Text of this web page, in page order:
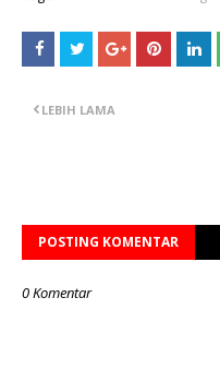
LEBIH LAMA
POSTING KOMENTAR
0 Komentar